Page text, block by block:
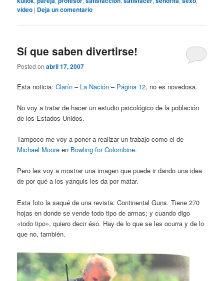
video | Deja un comentario
Sí que saben divertirse!
Posted onabril 17, 2007
Esta noticia:Clarín – La Nación – Página 12, no es novedosa.
No voy a tratar de hacer un estudio psicológico de la población
de los Estados Unidos.
Tampoco me voy a poner a realizar un trabajo como el de
Michael Moore en Bowling for Colombine.
Pero les voy a mostrar una imagen que puede ir dando una idea
de por qué a los yanquis les da por matar.
Esta foto la saqué de una revista: Continental Guns. Tiene 270
hojas en donde se vende todo tipo de armas; y cuando digo
«todo tipo», quiero decir éso. Hay de lo que se les ocurra y de lo
que no, también.